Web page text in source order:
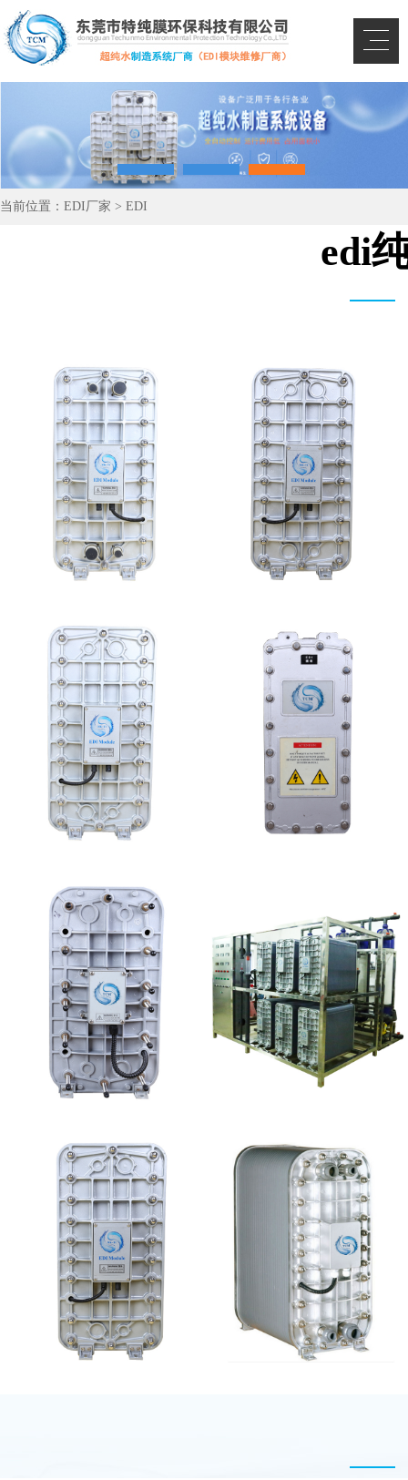
当前位置： EDI厂家 > EDI
edi
MK-TC300 EDI超纯水
处理设备
MK-TC100 EDI超纯水
处理设备
MK-TC500 EDI模块 坎普尔EDI膜堆维修
西门子 EDI模块维修 EDI设备维修